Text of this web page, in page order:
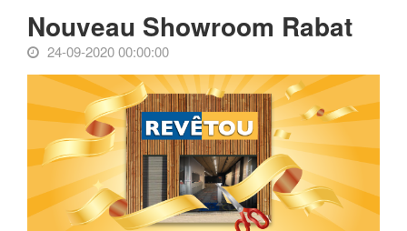
Nouveau Showroom Rabat
24-09-2020 00:00:00